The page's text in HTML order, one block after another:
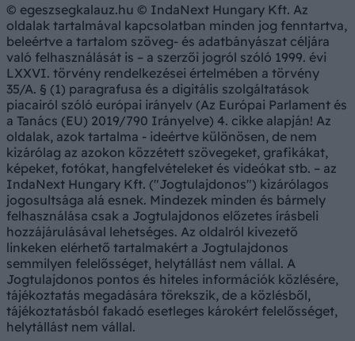
© egeszsegkalauz.hu © IndaNext Hungary Kft. Az
oldalak tartalmával kapcsolatban minden jog fenntartva,
beleértve a tartalom szöveg- és adatbányászat céljára
való felhasználását is – a szerzői jogról szóló 1999. évi
LXXVI. törvény rendelkezései értelmében a törvény
35/A. § (1) paragrafusa és a digitális szolgáltatások
piacairól szóló európai irányelv (Az Európai Parlament és
a Tanács (EU) 2019/790 Irányelve) 4. cikke alapján! Az
oldalak, azok tartalma - ideértve különösen, de nem
kizárólag az azokon közzétett szövegeket, grafikákat,
képeket, fotókat, hangfelvételeket és videókat stb. – az
IndaNext Hungary Kft. ("Jogtulajdonos") kizárólagos
jogosultsága alá esnek. Mindezek minden és bármely
felhasználása csak a Jogtulajdonos előzetes írásbeli
hozzájárulásával lehetséges. Az oldalról kivezető
linkeken elérhető tartalmakért a Jogtulajdonos
semmilyen felelősséget, helytállást nem vállal. A
Jogtulajdonos pontos és hiteles információk közlésére,
tájékoztatás megadására törekszik, de a közlésből,
tájékoztatásból fakadó esetleges károkért felelősséget,
helytállást nem vállal.